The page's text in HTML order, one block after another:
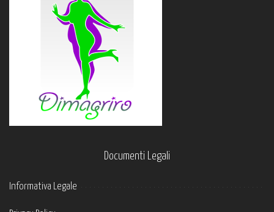
Documenti Legali
Informativa Legale